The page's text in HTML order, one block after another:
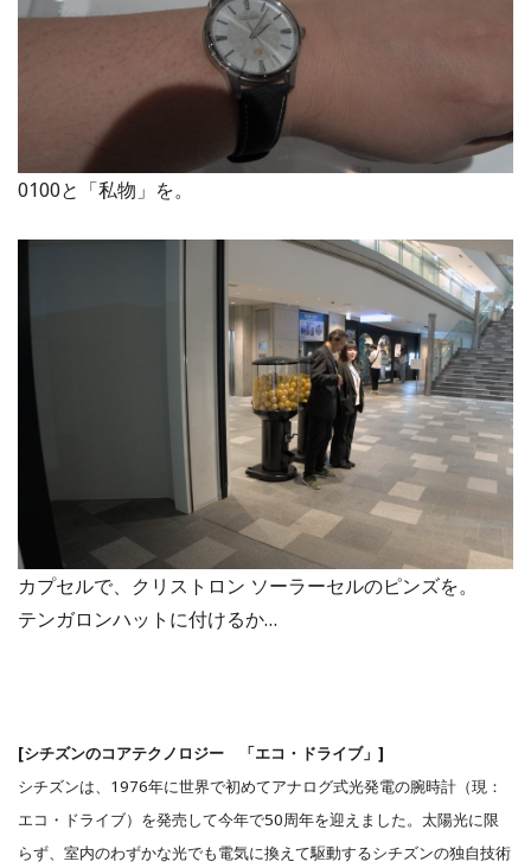
0100と「私物」を。
カプセルで、クリストロン ソーラーセルのピンズを。
テンガロンハットに付けるか…
[シチズンのコアテクノロジー 「エコ・ドライブ」]
シチズンは、1976年に世界で初めてアナログ式光発電の腕時計（現：
エコ・ドライブ）を発売して今年で50周年を迎えました。太陽光に限
らず、室内のわずかな光でも電気に換えて駆動するシチズンの独自技術